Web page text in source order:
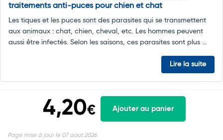
traitements anti-puces pour chien et chat
Les tiques et les puces sont des parasites qui se transmettent
aux animaux : chat, chien, cheval, etc. Les hommes peuvent
aussi être infectés. Selon les saisons, ces parasites sont plus ...
Lire la suite
4,20€ Ajouter au panier
Page mise à jour le 07 aout 2026